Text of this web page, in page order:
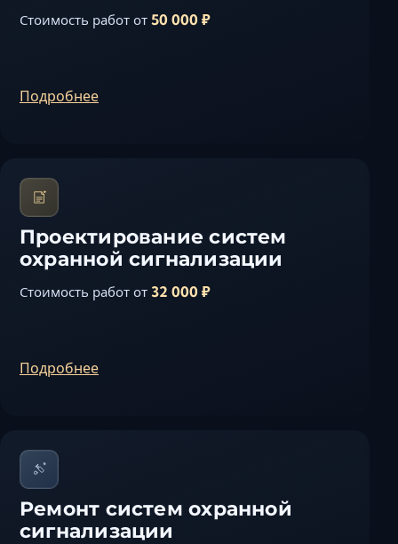
Стоимость работ от 50 000 ₽
Подробнее
Проектирование систем
охранной сигнализации
Стоимость работ от 32 000 ₽
Подробнее
Ремонт систем охранной
сигнализации